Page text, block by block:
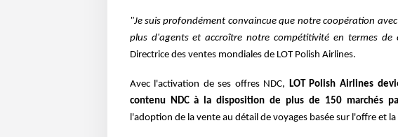
"Je suis profondément convaincue que notre coopération
plus d'agents et accroître notre compétitivité en termes de
Directrice des ventes mondiales de LOT Polish Airlines.
Avec l'activation de ses offres NDC, LOT Polish Airlines
contenu NDC à la disposition de plus de 150 marchés
l'adoption de la vente au détail de voyages basée sur l'offre et